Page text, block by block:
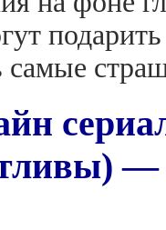
самые
—